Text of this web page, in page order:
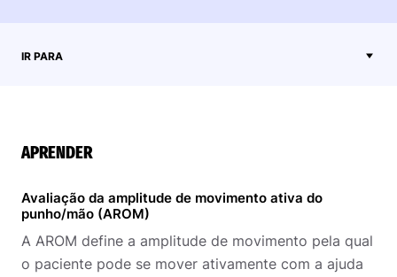
IR PARA
APRENDER
Avaliação da amplitude de movimento ativa do
punho/mão (AROM)
A AROM define a amplitude de movimento pela qual
o paciente pode se mover ativamente com a ajuda